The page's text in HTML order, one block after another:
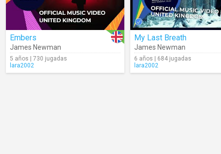
Embers
James Newman
5 años | 730 jugadas
lara2002
My Last Breath
James Newman
6 años | 684 jugadas
lara2002